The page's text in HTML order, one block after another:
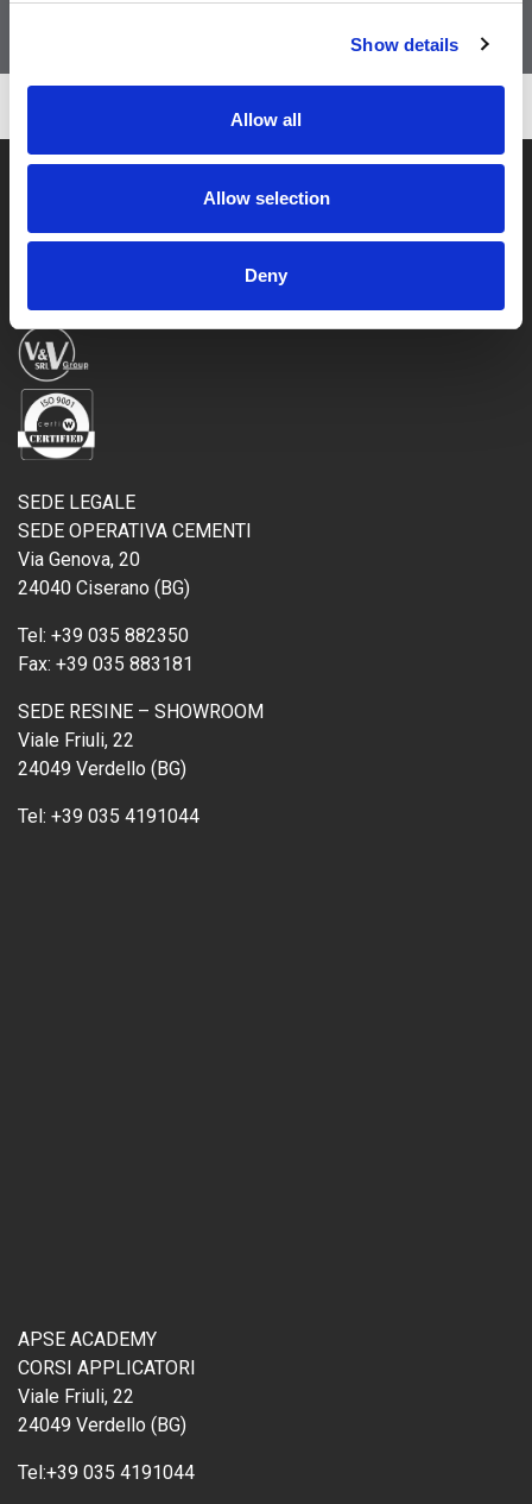
Show details
Allow all
Allow selection
Deny
SEDE LEGALE
SEDE OPERATIVA CEMENTI
Via Genova, 20
24040 Ciserano (BG)
Tel: +39 035 882350
Fax: +39 035 883181
SEDE RESINE – SHOWROOM
Viale Friuli, 22
24049 Verdello (BG)
Tel: +39 035 4191044
APSE ACADEMY
CORSI APPLICATORI
Viale Friuli, 22
24049 Verdello (BG)
Tel:+39 035 4191044